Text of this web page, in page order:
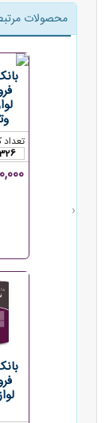
محصولات
تعداد
10326
‹